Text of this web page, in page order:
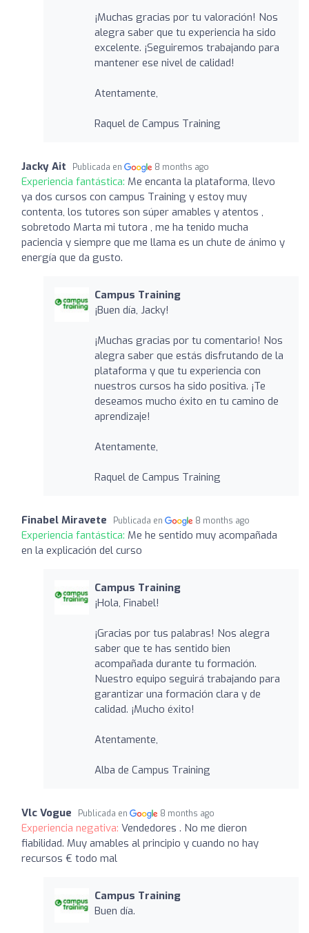
¡Muchas gracias por tu valoración! Nos
alegra saber que tu experiencia ha sido
excelente. ¡Seguiremos trabajando para
mantener ese nivel de calidad!
Atentamente,
Raquel de Campus Training
Jacky Ait Publicada en 8 months ago
Experiencia fantástica: Me encanta la plataforma, llevo
ya dos cursos con campus Training y estoy muy
contenta, los tutores son súper amables y atentos ,
sobretodo Marta mi tutora , me ha tenido mucha
paciencia y siempre que me llama es un chute de ánimo y
energía que da gusto.
Campus Training
¡Buen día, Jacky!
¡Muchas gracias por tu comentario! Nos
alegra saber que estás disfrutando de la
plataforma y que tu experiencia con
nuestros cursos ha sido positiva. ¡Te
deseamos mucho éxito en tu camino de
aprendizaje!
Atentamente,
Raquel de Campus Training
Finabel Miravete Publicada en 8 months ago
Experiencia fantástica: Me he sentido muy acompañada
en la explicación del curso
Campus Training
¡Hola, Finabel!
¡Gracias por tus palabras! Nos alegra
saber que te has sentido bien
acompañada durante tu formación.
Nuestro equipo seguirá trabajando para
garantizar una formación clara y de
calidad. ¡Mucho éxito!
Atentamente,
Alba de Campus Training
Vlc Vogue Publicada en 8 months ago
Experiencia negativa: Vendedores . No me dieron
fiabilidad. Muy amables al principio y cuando no hay
recursos € todo mal
Campus Training
Buen día.